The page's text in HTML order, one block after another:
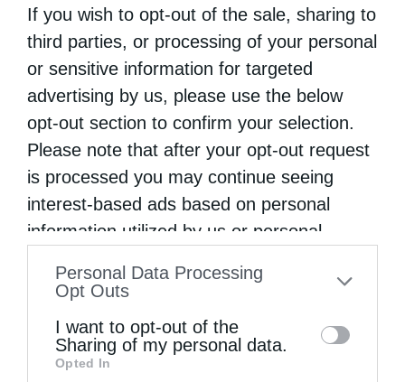
If you wish to opt-out of the sale, sharing to
third parties, or processing of your personal
or sensitive information for targeted
advertising by us, please use the below
opt-out section to confirm your selection.
Please note that after your opt-out request
is processed you may continue seeing
interest-based ads based on personal
information utilized by us or personal
to your opt-out. You may separately opt-out
information by third parties on the IAB’s list
of downstream participants. This
Personal Data Processing
Opt Outs
I want to opt-out of the
Sharing of my personal data.
Opted In